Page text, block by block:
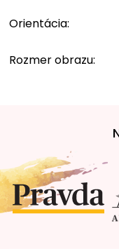
Orientácia:
Rozmer obrazu:
t
i
e